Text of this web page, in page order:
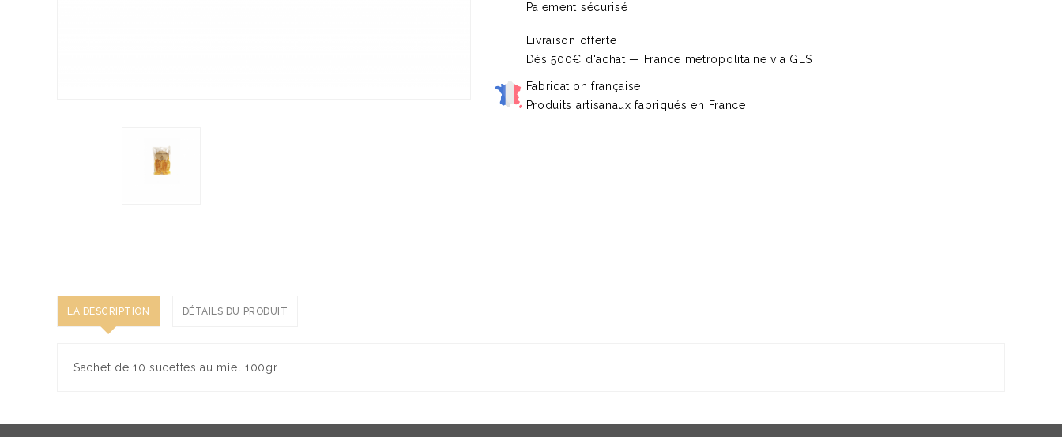
Paiement sécurisé
Livraison offerte
Dès 500€ d'achat — France métropolitaine via GLS
Fabrication française
Produits artisanaux fabriqués en France
LA DESCRIPTION DÉTAILS DU PRODUIT
Sachet de 10 sucettes au miel 100gr